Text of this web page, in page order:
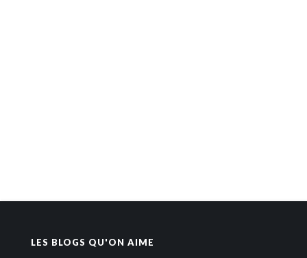
LES BLOGS QU'ON AIME